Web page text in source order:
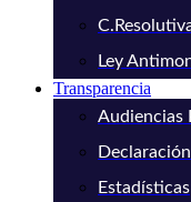
Ley
Transparencia
Audiencias
Estadísticas